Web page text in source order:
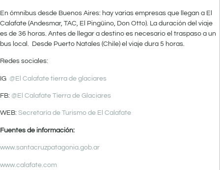
En ómnibus desde Buenos Aires: hay varias empresas que llegan a El
Calafate (Andesmar, TAC, El Pingüino, Don Otto). La duración del viaje
es de 36 horas. Antes de llegar a destino es necesario el traspaso a un
bus local. Desde Puerto Natales (Chile) el viaje dura 5 horas.
Redes sociales:
IG @El Calafate tierra de glaciares
FB: @El Calafate Tierra de Glaciares
WEB: Secretaría de Turismo de El Calafate
Fuentes de información:
www.santacruzpatagonia.gob.ar
www.calafate.com